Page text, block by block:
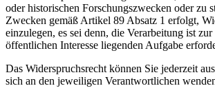
oder historischen Forschungszwecken oder zu
Zwecken gemäß Artikel 89 Absatz 1 erfolgt,
einzulegen, es sei denn, die Verarbeitung ist
öffentlichen Interesse liegenden Aufgabe
Das Widerspruchsrecht können Sie jederzeit
sich an den jeweiligen Verantwortlichen